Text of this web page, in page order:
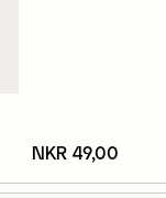
Pris :NKR 49,00
NKR 49,00